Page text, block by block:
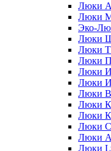
Люки
Люки
Эко-
Люки
Люки
Люки
Люки
Люки
Люки
Люки
Люки
Люки
Люки
Люки